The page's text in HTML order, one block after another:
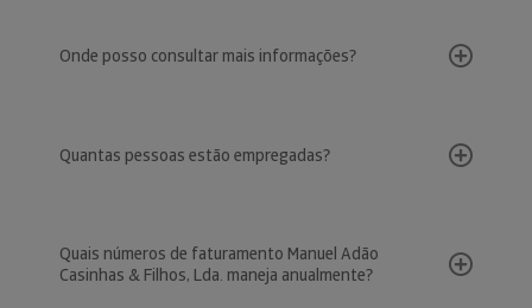
Onde posso consultar mais informações?
Quantas pessoas estão empregadas?
Quais números de faturamento Manuel Adão
Casinhas & Filhos, Lda. maneja anualmente?